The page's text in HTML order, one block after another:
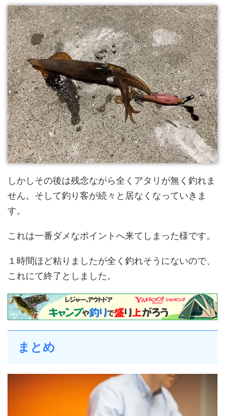
しかしその後は残念ながら全くアタリが無く釣れま
せん。そして釣り客が続々と居なくなっていきま
す。
これは一番ダメなポイントへ来てしまった様です。
１時間ほど粘りましたが全く釣れそうにないので、
これにて終了としました。
まとめ